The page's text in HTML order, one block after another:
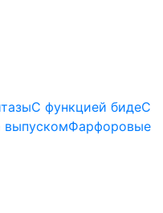
С функцией бидеС
выпускомФарфоровые